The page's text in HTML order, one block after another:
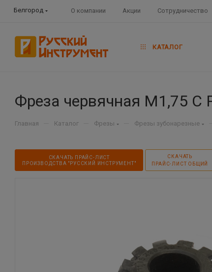
Белгород О компании Акции Сотрудничество
КАТАЛОГ
Фреза червячная М1,75 C
Главная Каталог Фрезы Фрезы зубонарезные
СКАЧАТЬ ПРАЙС-ЛИСТ
ПРОИЗВОДСТВА "РУССКИЙ ИНСТРУМЕНТ"
СКАЧАТЬ
ПРАЙС-ЛИСТ ОБЩИЙ